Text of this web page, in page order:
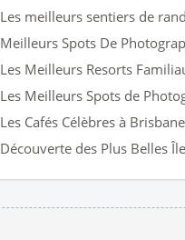
Les meilleurs sentiers de
Meilleurs Spots De
Les Meilleurs Resorts
Les Meilleurs Spots de
Les Cafés Célèbres à
Découverte des Plus Belles